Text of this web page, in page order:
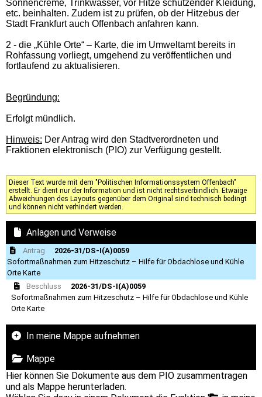
Sonnencreme, Trinkwasser, vor Hitze schützender Kleidung,
etc. beinhalten. Zudem ist zu prüfen, ob der Hitzebus der
Stadt Frankfurt auch Offenbach anfahren kann.
2 - die „Kühle Orte“ – Karte, die im Umweltamt bereits in
Rohfassung vorliegt, umgehend zu veröffentlichen und
fortlaufend zu aktualisieren.
Begründung:
Erfolgt mündlich.
Hinweis: Der Antrag wird den Stadtverordneten und
Fraktionen elektronisch (PIO) zur Verfügung gestellt.
Dieser Text wurde mit dem "Politischen Informationssystem Offenbach"
erstellt. Er dient nur der Information und ist nicht rechtsverbindlich. Etwaige
Abweichungen des Layouts gegenüber dem Original sind technisch bedingt
und können nicht verhindert werden.
Anlagen und Verweise
Antrag
2026-31/DS-I(A)0059
Sofortmaßnahmen zum Hitzeschutz – Hilfe für Obdachlose und Kühle
Orte Karte
Beschluss
2026-31/DS-I(A)0059
Sofortmaßnahmen zum Hitzeschutz – Hilfe für Obdachlose und Kühle
Orte Karte
In meine Mappe aufnehmen
Mappe
Hier können Sie Dokumente aus dem PIO zusammentragen
und als Mappe herunterladen.